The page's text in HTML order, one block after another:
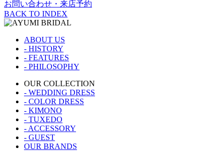
お問い合わせ・来店予約
BACK TO INDEX
ABOUT US
- HISTORY
- FEATURES
- PHILOSOPHY
OUR COLLECTION
- WEDDING DRESS
- COLOR DRESS
- KIMONO
- TUXEDO
- ACCESSORY
- GUEST
OUR BRANDS